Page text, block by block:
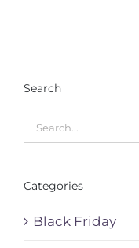
Search
Categories
Black Friday